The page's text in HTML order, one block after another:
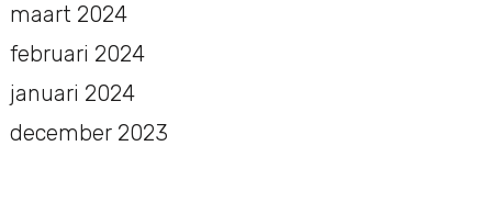
maart 2024
februari 2024
januari 2024
december 2023